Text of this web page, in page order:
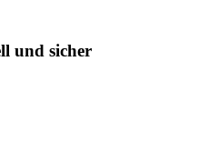
und sicher